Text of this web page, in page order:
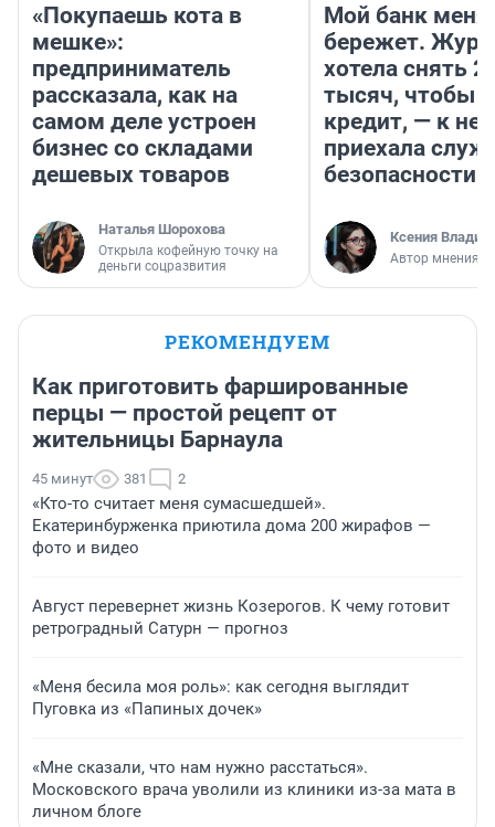
«Покупаешь кота в
мешке»:
предприниматель
рассказала, как на
самом деле устроен
бизнес со складами
дешевых товаров
Наталья Шорохова
Открыла кофейную точку на
деньги соцразвития
Мой банк меня
бережет.
хотела снять
тысяч, чтобы
кредит, — к
приехала
безопасности
Ксения
Автор мнения
РЕКОМЕНДУЕМ
Как приготовить фаршированные
перцы — простой рецепт от
жительницы Барнаула
45 минут 381 2
«Кто-то считает меня сумасшедшей».
Екатеринбурженка приютила дома 200 жирафов —
фото и видео
Август перевернет жизнь Козерогов. К чему готовит
ретроградный Сатурн — прогноз
«Меня бесила моя роль»: как сегодня выглядит
Пуговка из «Папиных дочек»
«Мне сказали, что нам нужно расстаться».
Московского врача уволили из клиники из-за мата в
личном блоге